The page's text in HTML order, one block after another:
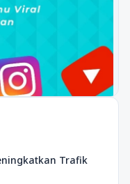
Trafik